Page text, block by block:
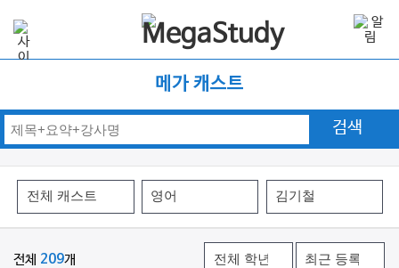
메가 캐스트
검색
전체 209개